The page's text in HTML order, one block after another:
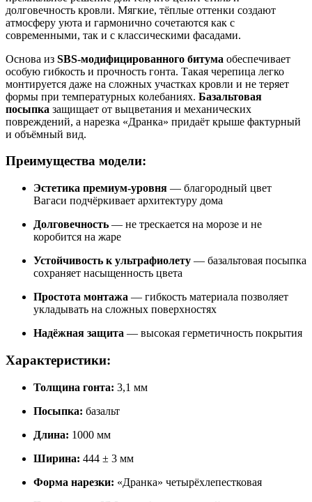
долговечность кровли. Мягкие, тёплые оттенки создают
атмосферу уюта и гармонично сочетаются как с
современными, так и с классическими фасадами.
Основа из SBS-модифицированного битума обеспечивает
особую гибкость и прочность гонта. Такая черепица легко
монтируется даже на сложных участках кровли и не теряет
формы при температурных колебаниях. Базальтовая
посыпка защищает от выцветания и механических
повреждений, а нарезка «Дранка» придаёт крыше фактурный
и объёмный вид.
Преимущества модели:
Эстетика премиум-уровня — благородный цвет
Вагаси подчёркивает архитектуру дома
Долговечность — не трескается на морозе и не
коробится на жаре
Устойчивость к ультрафиолету — базальтовая посыпка
сохраняет насыщенность цвета
Простота монтажа — гибкость материала позволяет
укладывать на сложных поверхностях
Надёжная защита — высокая герметичность покрытия
Характеристики:
Толщина гонта: 3,1 мм
Посыпка: базальт
Длина: 1000 мм
Ширина: 444 ± 3 мм
Форма нарезки: «Дранка» четырёхлепестковая